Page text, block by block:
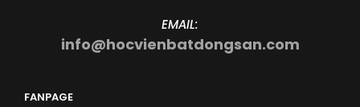
EMAIL:
info@hocvienbatdongsan.com
FANPAGE